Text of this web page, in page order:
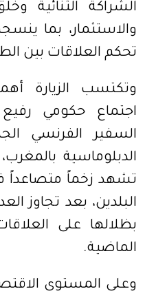
الشراكة الثنائية
والاستثمار، بما
تحكم العلاقات بين
وتكتسب الزيارة
اجتماع حكومي
السفير الفرنسي
الدبلوماسية
تشهد زخماً متصاعداً
البلدين، بعد تجاوز
بظلالها على
الماضية.
وعلى المستوى